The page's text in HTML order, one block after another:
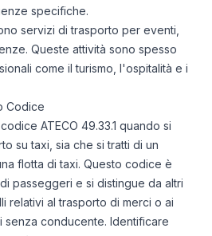
specifiche.
servizi di trasporto per eventi,
Queste attività sono spesso
come il turismo, l'ospitalità e i
Codice
ATECO 49.33.1 quando si
su taxi, sia che si tratti di un
flotta di taxi. Questo codice è
passeggeri e si distingue da altri
relativi al trasporto di merci o ai
conducente. Identificare